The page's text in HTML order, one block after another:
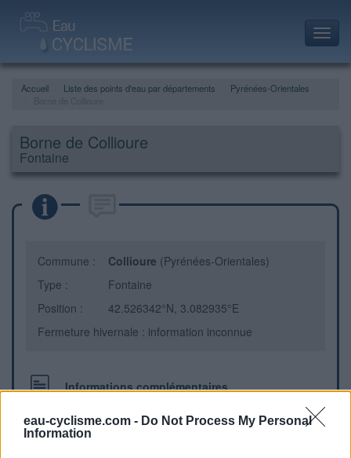
eau-cyclisme.com - Do Not Process My Personal
Information
Accueil Liste des points d'eau par départements
Pyrénées-Orientales
Borne de Collioure
Fontaine
Commune : Collioure (Pyrénées-Orientales)
Type :
Fontaine
Position :
42.526342°N, 3.082935°E
Fermeture hivernale : information inconnue
Informations complémentaires
Une borne se trouve au centre du village, sur le côté de la
place du village, à proximité du café Sola.